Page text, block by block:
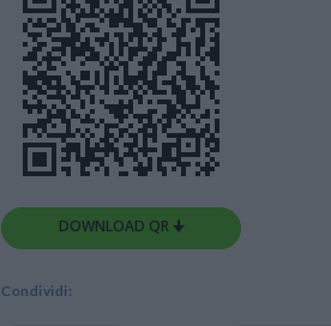
DOWNLOAD QR 🠋
Condividi: